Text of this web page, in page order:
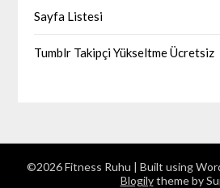
Sayfa Listesi
Tumblr Takipçi Yükseltme Ücretsiz
©2026 Fitness Ruhu | Built using
Blogilytheme by